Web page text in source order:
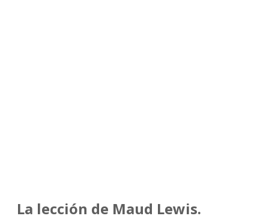
La lección de Maud Lewis.